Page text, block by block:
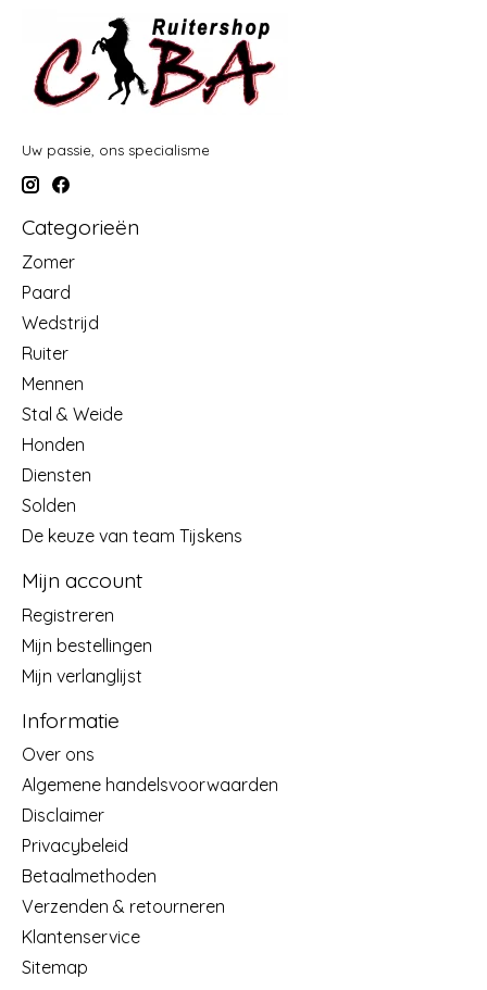
Uw passie, ons specialisme
Categorieën
Zomer
Paard
Wedstrijd
Ruiter
Mennen
Stal & Weide
Honden
Diensten
Solden
De keuze van team Tijskens
Mijn account
Registreren
Mijn bestellingen
Mijn verlanglijst
Informatie
Over ons
Algemene handelsvoorwaarden
Disclaimer
Privacybeleid
Betaalmethoden
Verzenden & retourneren
Klantenservice
Sitemap